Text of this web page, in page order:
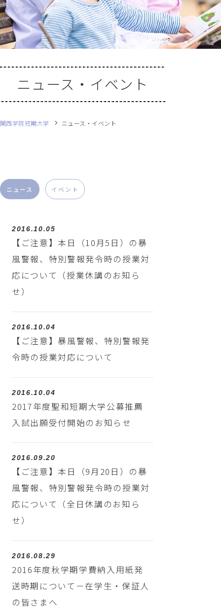
ニュース・イベント
関西学院短期大学 ニュース・イベント
ニュース イベント
2016.10.05
【ご注意】本日（10月5日）の暴
風警報、特別警報発令時の授業対
応について（授業休講のお知ら
せ）
2016.10.04
【ご注意】暴風警報、特別警報発
令時の授業対応について
2016.10.04
2017年度聖和短期大学公募推薦
入試出願受付開始のお知らせ
2016.09.20
【ご注意】本日（9月20日）の暴
風警報、特別警報発令時の授業対
応について（全日休講のお知ら
せ）
2016.08.29
2016年度秋学期学費納入用紙発
送時期について－在学生・保証人
の皆さまへ